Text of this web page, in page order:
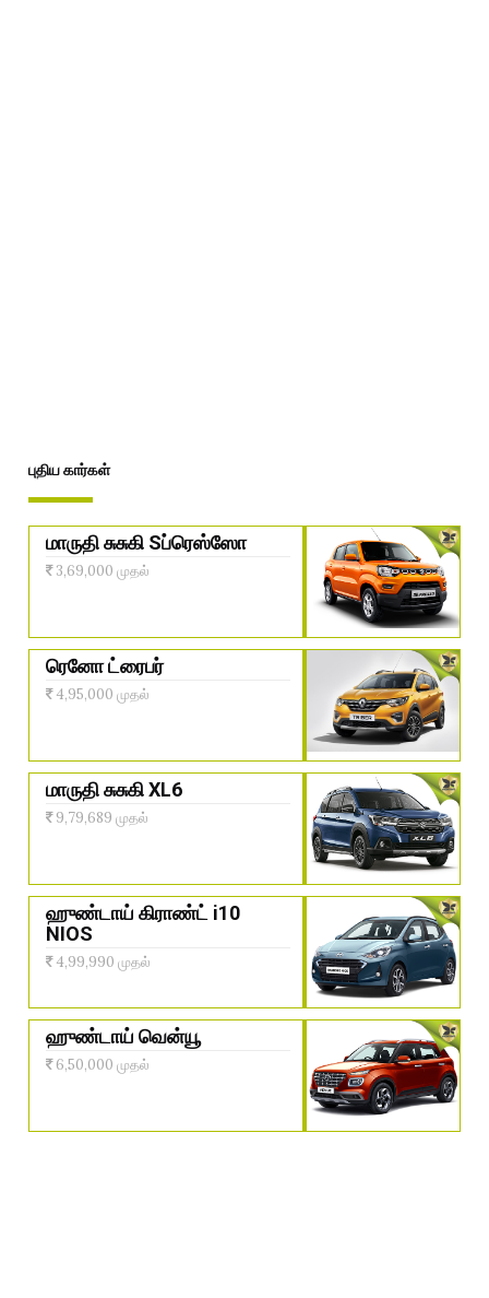
புதிய கார்கள்
மாருதி சுசுகி Sப்ரெஸ்ஸோ
3,69,000 முதல்
ரெனோ ட்ரைபர்
4,95,000 முதல்
மாருதி சுசுகி XL6
9,79,689 முதல்
ஹுண்டாய் கிராண்ட் i10
NIOS
4,99,990 முதல்
ஹுண்டாய் வென்யூ
6,50,000 முதல்